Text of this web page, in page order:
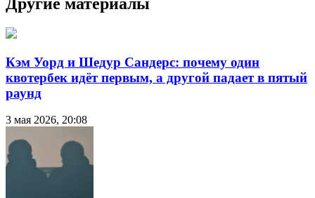
Кэм Уорд и Шедур Сандерс: почему один
квотербек идёт первым, а другой падает в пятый
раунд
3 мая 2026, 20:08